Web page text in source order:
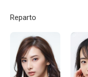
Reparto